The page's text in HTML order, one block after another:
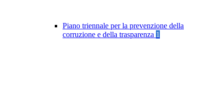
Piano triennale per la prevenzione della
corruzione e della trasparenza 1